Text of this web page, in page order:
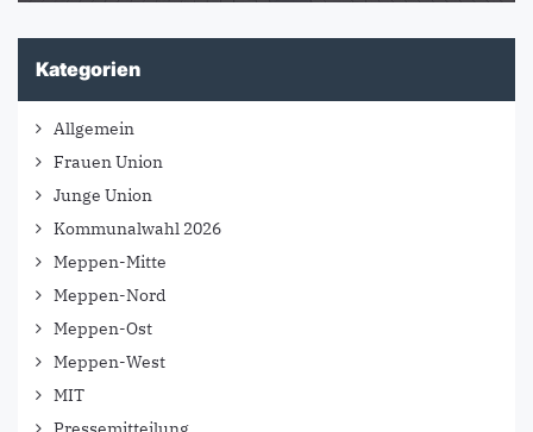
Kategorien
Allgemein
Frauen Union
Junge Union
Kommunalwahl 2026
Meppen-Mitte
Meppen-Nord
Meppen-Ost
Meppen-West
MIT